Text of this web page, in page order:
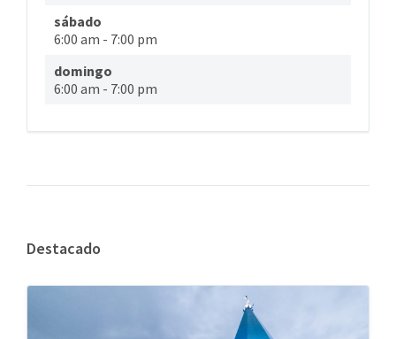
sábado
6:00 am - 7:00 pm
domingo
6:00 am - 7:00 pm
Destacado